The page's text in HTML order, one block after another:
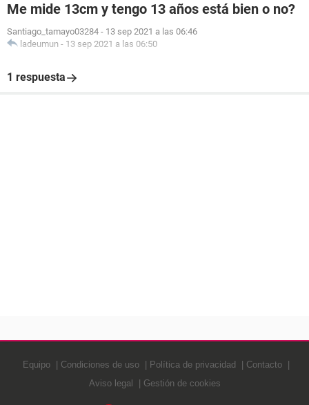
Me mide 13cm y tengo 13 años está bien o no?
Santiago_tamayo03284 - 13 sep 2021 a las 06:46
ladeumun - 13 sep 2021 a las 06:50
1 respuesta
Equipo Condiciones de uso Política de privacidad
Contacto
Aviso legal
Gestión de cookies